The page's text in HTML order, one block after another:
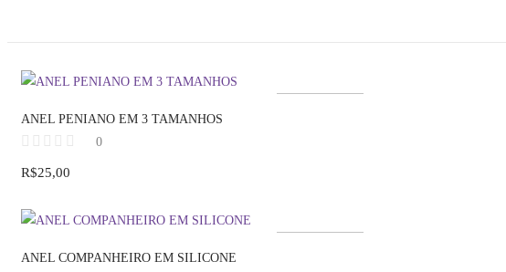
ANEL PENIANO EM 3 TAMANHOS
0
R$25,00
ANEL COMPANHEIRO EM SILICONE